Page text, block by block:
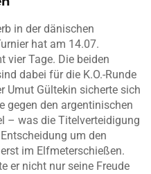
in der dänischen
hat am 14.07.
vier Tage. Die beiden
dabei für die K.O.-Runde
Umut Gültekin sicherte sich
gegen den argentinischen
– was die Titelverteidigung
um den
im Elfmeterschießen.
er nicht nur seine Freude